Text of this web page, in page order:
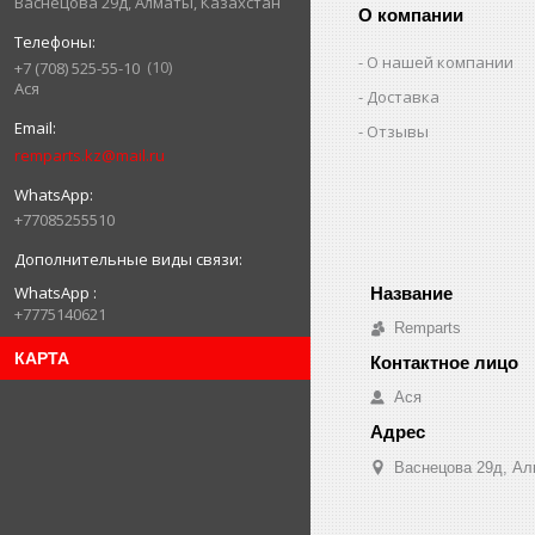
+7 (708) 525-55-10
10
Ася
remparts.kz@mail.ru
+77085255510
WhatsApp
+7775140621
КАРТА
О компании
О нашей компании
Доставка
Отзывы
Remparts
Ася
Васнецова 29д,